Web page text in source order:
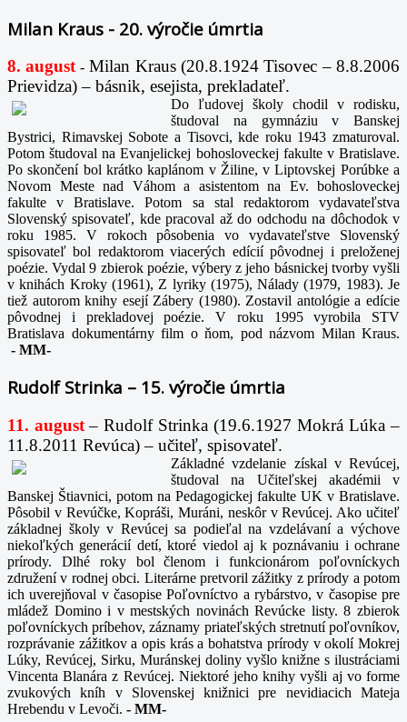
Milan Kraus - 20. výročie úmrtia
8. august -Milan Kraus (20.8.1924 Tisovec – 8.8.2006
Prievidza) – básnik, esejista, prekladateľ.
Do ľudovej školy chodil v rodisku,
študoval na gymnáziu v Banskej
Bystrici, Rimavskej Sobote a Tisovci, kde roku 1943 zmaturoval.
Potom študoval na Evanjelickej bohosloveckej fakulte v Bratislave.
Po skončení bol krátko kaplánom v Žiline, v Liptovskej Porúbke a
Novom Meste nad Váhom a asistentom na Ev. bohosloveckej
fakulte v Bratislave. Potom sa stal redaktorom vydavateľstva
Slovenský spisovateľ, kde pracoval až do odchodu na dôchodok v
roku 1985. V rokoch pôsobenia vo vydavateľstve Slovenský
spisovateľ bol redaktorom viacerých edícií pôvodnej i preloženej
poézie. Vydal 9 zbierok poézie, výbery z jeho básnickej tvorby vyšli
v knihách Kroky (1961), Z lyriky (1975), Nálady (1979, 1983). Je
tiež autorom knihy esejí Zábery (1980). Zostavil antológie a edície
pôvodnej i prekladovej poézie. V roku 1995 vyrobila STV
Bratislava dokumentárny film o ňom, pod názvom Milan Kraus.
- MM-
Rudolf Strinka – 15. výročie úmrtia
11. august – Rudolf Strinka (19.6.1927 Mokrá Lúka –
11.8.2011 Revúca) – učiteľ, spisovateľ.
Základné vzdelanie získal v Revúcej,
študoval na Učiteľskej akadémii v
Banskej Štiavnici, potom na Pedagogickej fakulte UK v Bratislave.
Pôsobil v Revúčke, Kopráši, Muráni, neskôr v Revúcej. Ako učiteľ
základnej školy v Revúcej sa podieľal na vzdelávaní a výchove
niekoľkých generácií detí, ktoré viedol aj k poznávaniu i ochrane
prírody. Dlhé roky bol členom i funkcionárom poľovníckych
združení v rodnej obci. Literárne pretvoril zážitky z prírody a potom
ich uverejňoval v časopise Poľovníctvo a rybárstvo, v časopise pre
mládež Domino i v mestských novinách Revúcke listy. 8 zbierok
poľovníckych príbehov, záznamy priateľských stretnutí poľovníkov,
rozprávanie zážitkov a opis krás a bohatstva prírody v okolí Mokrej
Lúky, Revúcej, Sirku, Muránskej doliny vyšlo knižne s ilustráciami
Vincenta Blanára z Revúcej. Niektoré jeho knihy vyšli aj vo forme
zvukových kníh v Slovenskej knižnici pre nevidiacich Mateja
Hrebendu v Levoči. - MM-